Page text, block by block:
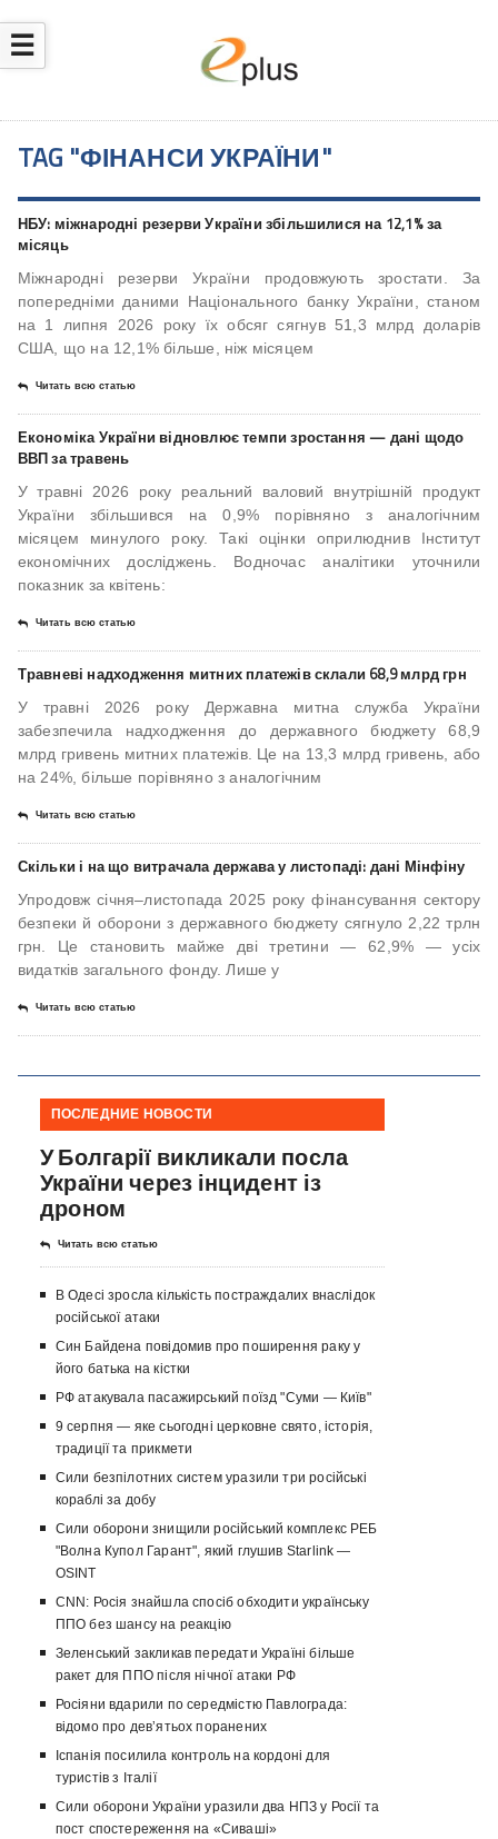
☰
TAG "ФІНАНСИ УКРАЇНИ"
НБУ: міжнародні резерви України збільшилися на 12,1% за
місяць
Міжнародні резерви України продовжують зростати. За
попередніми даними Національного банку України, станом
на 1 липня 2026 року їх обсяг сягнув 51,3 млрд доларів
США, що на 12,1% більше, ніж місяцем
Читать всю статью
Економіка України відновлює темпи зростання — дані щодо
ВВП за травень
У травні 2026 року реальний валовий внутрішній продукт
України збільшився на 0,9% порівняно з аналогічним
місяцем минулого року. Такі оцінки оприлюднив Інститут
економічних досліджень. Водночас аналітики уточнили
показник за квітень:
Читать всю статью
Травневі надходження митних платежів склали 68,9 млрд грн
У травні 2026 року Державна митна служба України
забезпечила надходження до державного бюджету 68,9
млрд гривень митних платежів. Це на 13,3 млрд гривень, або
на 24%, більше порівняно з аналогічним
Читать всю статью
Скільки і на що витрачала держава у листопаді: дані Мінфіну
Упродовж січня–листопада 2025 року фінансування сектору
безпеки й оборони з державного бюджету сягнуло 2,22 трлн
грн. Це становить майже дві третини — 62,9% — усіх
видатків загального фонду. Лише у
Читать всю статью
ПОСЛЕДНИЕ НОВОСТИ
У Болгарії викликали посла
України через інцидент із
дроном
Читать всю статью
В Одесі зросла кількість постраждалих внаслідок
російської атаки
Син Байдена повідомив про поширення раку у
його батька на кістки
РФ атакувала пасажирський поїзд "Суми — Київ"
9 серпня — яке сьогодні церковне свято, історія,
традиції та прикмети
Сили безпілотних систем уразили три російські
кораблі за добу
Сили оборони знищили російський комплекс РЕБ
"Волна Купол Гарант", який глушив Starlink —
OSINT
CNN: Росія знайшла спосіб обходити українську
ППО без шансу на реакцію
Зеленський закликав передати Україні більше
ракет для ППО після нічної атаки РФ
Росіяни вдарили по середмістю Павлограда:
відомо про девʼятьох поранених
Іспанія посилила контроль на кордоні для
туристів з Італії
Сили оборони України уразили два НПЗ у Росії та
пост спостереження на «Сиваші»